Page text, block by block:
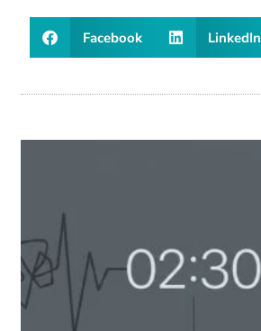
Facebook LinkedIn